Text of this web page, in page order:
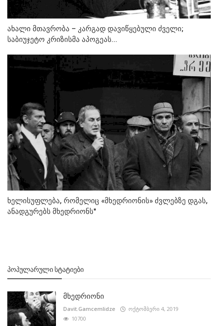
ახალი მთავრობა – კარგად დავიწყებული ძველი;
საბიუჯეტო კრიზისმა აპოგეას...
ხელისუფლება, რომელიც «მხედრიონის» ძვლებზე დგას,
ანადგურებს მხედრიონს"
ᲞᲝᲞᲣᲚᲐᲠᲣᲚᲘ ᲡᲢᲐᲢᲘᲔᲑᲘ
მხედრიონი
Davit.Gamcemlidze
ოქტომბერი 4, 2019
10700